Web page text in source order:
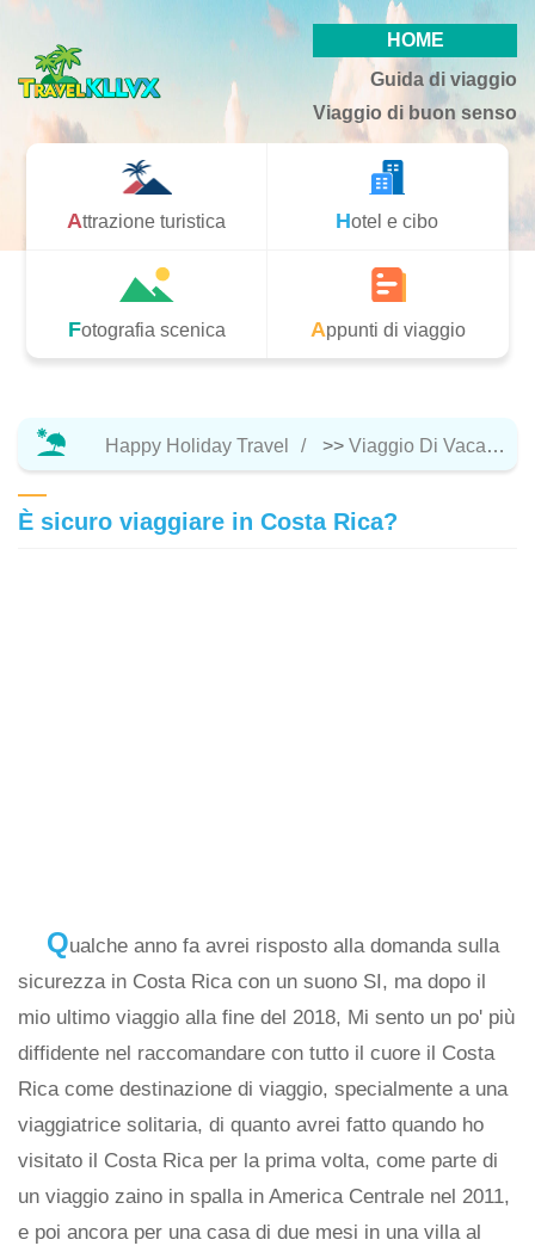
HOME
Guida di viaggio
Viaggio di buon senso
Attrazione turistica Hotel e cibo
Fotografia scenica Appunti di viaggio
Happy Holiday Travel >> Viaggio Di Vacanza
È sicuro viaggiare in Costa Rica?
Qualche anno fa avrei risposto alla domanda sulla
sicurezza in Costa Rica con un suono SI, ma dopo il
mio ultimo viaggio alla fine del 2018, Mi sento un po' più
diffidente nel raccomandare con tutto il cuore il Costa
Rica come destinazione di viaggio, specialmente a una
viaggiatrice solitaria, di quanto avrei fatto quando ho
visitato il Costa Rica per la prima volta, come parte di
un viaggio zaino in spalla in America Centrale nel 2011,
e poi ancora per una casa di due mesi in una villa al